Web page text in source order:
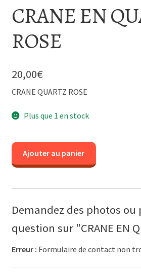
CRANE EN
ROSE
20,00€
CRANE QUARTZ ROSE
Plus que 1 en stock
quantité
ROSE
Ajouter au panier
Demandez des photos ou
question sur "CRANE EN
Erreur : Formulaire de contact non